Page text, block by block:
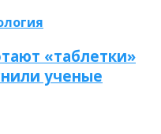
«таблетки»
ученые